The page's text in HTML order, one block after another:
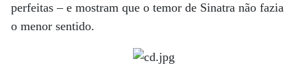
perfeitas – e mostram que o temor de Sinatra não fazia
o menor sentido.